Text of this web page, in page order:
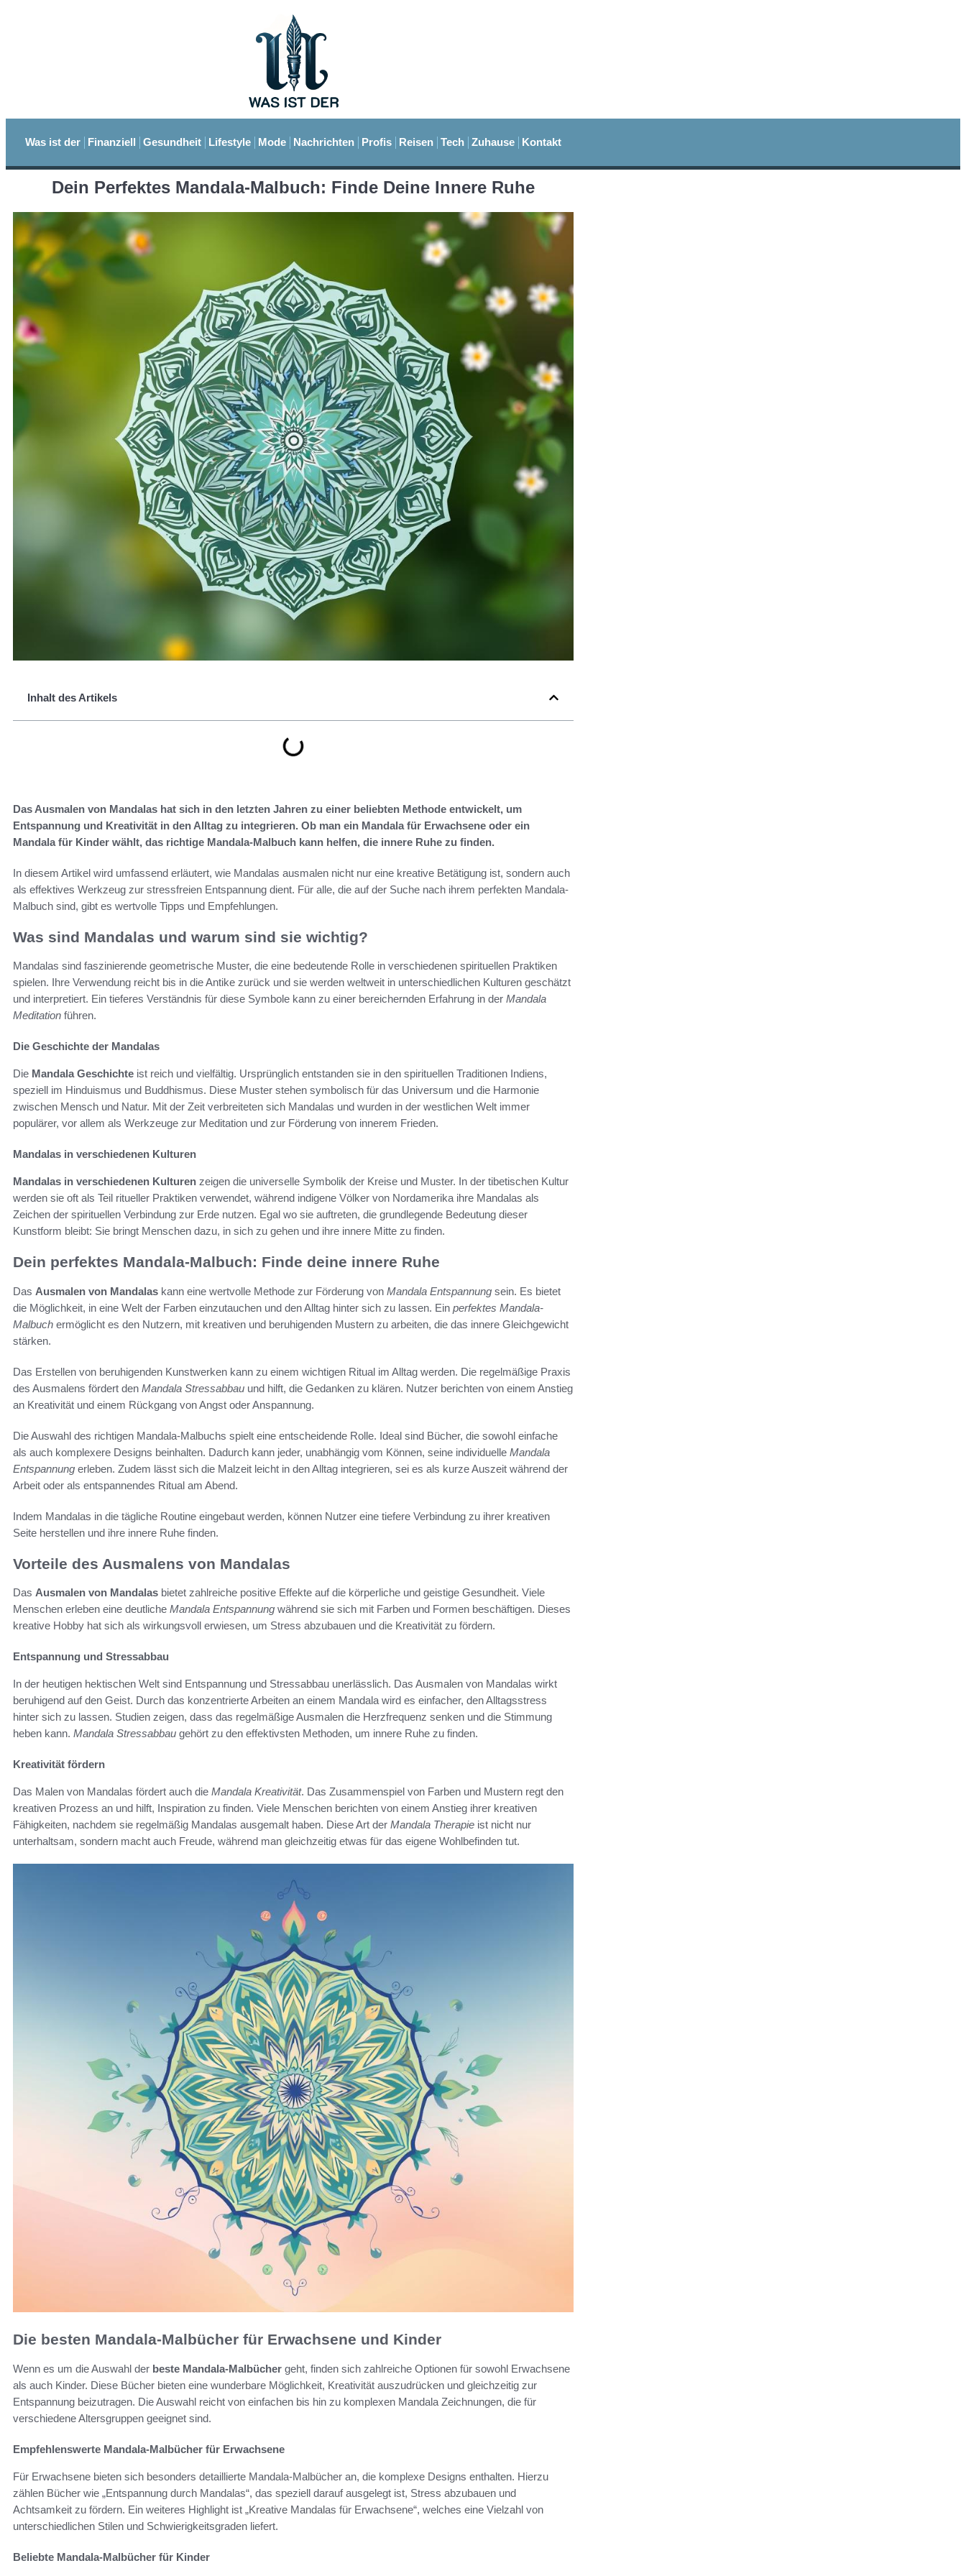
Was ist der Finanziell Gesundheit Lifestyle Mode Nachrichten Profis Reisen Tech Zuhause Kontakt
Dein Perfektes Mandala-Malbuch: Finde Deine Innere Ruhe
Inhalt des Artikels
Das Ausmalen von Mandalas hat sich in den letzten Jahren zu einer beliebten Methode entwickelt, um
Entspannung und Kreativität in den Alltag zu integrieren. Ob man ein Mandala für Erwachsene oder ein
Mandala für Kinder wählt, das richtige Mandala-Malbuch kann helfen, die innere Ruhe zu finden.
In diesem Artikel wird umfassend erläutert, wie Mandalas ausmalen nicht nur eine kreative Betätigung ist, sondern auch
als effektives Werkzeug zur stressfreien Entspannung dient. Für alle, die auf der Suche nach ihrem perfekten Mandala-
Malbuch sind, gibt es wertvolle Tipps und Empfehlungen.
Was sind Mandalas und warum sind sie wichtig?
Mandalas sind faszinierende geometrische Muster, die eine bedeutende Rolle in verschiedenen spirituellen Praktiken
spielen. Ihre Verwendung reicht bis in die Antike zurück und sie werden weltweit in unterschiedlichen Kulturen geschätzt
und interpretiert. Ein tieferes Verständnis für diese Symbole kann zu einer bereichernden Erfahrung in der Mandala
Meditation führen.
Die Geschichte der Mandalas
Die Mandala Geschichte ist reich und vielfältig. Ursprünglich entstanden sie in den spirituellen Traditionen Indiens,
speziell im Hinduismus und Buddhismus. Diese Muster stehen symbolisch für das Universum und die Harmonie
zwischen Mensch und Natur. Mit der Zeit verbreiteten sich Mandalas und wurden in der westlichen Welt immer
populärer, vor allem als Werkzeuge zur Meditation und zur Förderung von innerem Frieden.
Mandalas in verschiedenen Kulturen
Mandalas in verschiedenen Kulturen zeigen die universelle Symbolik der Kreise und Muster. In der tibetischen Kultur
werden sie oft als Teil ritueller Praktiken verwendet, während indigene Völker von Nordamerika ihre Mandalas als
Zeichen der spirituellen Verbindung zur Erde nutzen. Egal wo sie auftreten, die grundlegende Bedeutung dieser
Kunstform bleibt: Sie bringt Menschen dazu, in sich zu gehen und ihre innere Mitte zu finden.
Dein perfektes Mandala-Malbuch: Finde deine innere Ruhe
Das Ausmalen von Mandalas kann eine wertvolle Methode zur Förderung von Mandala Entspannung sein. Es bietet
die Möglichkeit, in eine Welt der Farben einzutauchen und den Alltag hinter sich zu lassen. Ein perfektes Mandala-
Malbuch ermöglicht es den Nutzern, mit kreativen und beruhigenden Mustern zu arbeiten, die das innere Gleichgewicht
stärken.
Das Erstellen von beruhigenden Kunstwerken kann zu einem wichtigen Ritual im Alltag werden. Die regelmäßige Praxis
des Ausmalens fördert den Mandala Stressabbau und hilft, die Gedanken zu klären. Nutzer berichten von einem Anstieg
an Kreativität und einem Rückgang von Angst oder Anspannung.
Die Auswahl des richtigen Mandala-Malbuchs spielt eine entscheidende Rolle. Ideal sind Bücher, die sowohl einfache
als auch komplexere Designs beinhalten. Dadurch kann jeder, unabhängig vom Können, seine individuelle Mandala
Entspannung erleben. Zudem lässt sich die Malzeit leicht in den Alltag integrieren, sei es als kurze Auszeit während der
Arbeit oder als entspannendes Ritual am Abend.
Indem Mandalas in die tägliche Routine eingebaut werden, können Nutzer eine tiefere Verbindung zu ihrer kreativen
Seite herstellen und ihre innere Ruhe finden.
Vorteile des Ausmalens von Mandalas
Das Ausmalen von Mandalas bietet zahlreiche positive Effekte auf die körperliche und geistige Gesundheit. Viele
Menschen erleben eine deutliche Mandala Entspannung während sie sich mit Farben und Formen beschäftigen. Dieses
kreative Hobby hat sich als wirkungsvoll erwiesen, um Stress abzubauen und die Kreativität zu fördern.
Entspannung und Stressabbau
In der heutigen hektischen Welt sind Entspannung und Stressabbau unerlässlich. Das Ausmalen von Mandalas wirkt
beruhigend auf den Geist. Durch das konzentrierte Arbeiten an einem Mandala wird es einfacher, den Alltagsstress
hinter sich zu lassen. Studien zeigen, dass das regelmäßige Ausmalen die Herzfrequenz senken und die Stimmung
heben kann. Mandala Stressabbau gehört zu den effektivsten Methoden, um innere Ruhe zu finden.
Kreativität fördern
Das Malen von Mandalas fördert auch die Mandala Kreativität. Das Zusammenspiel von Farben und Mustern regt den
kreativen Prozess an und hilft, Inspiration zu finden. Viele Menschen berichten von einem Anstieg ihrer kreativen
Fähigkeiten, nachdem sie regelmäßig Mandalas ausgemalt haben. Diese Art der Mandala Therapie ist nicht nur
unterhaltsam, sondern macht auch Freude, während man gleichzeitig etwas für das eigene Wohlbefinden tut.
Die besten Mandala-Malbücher für Erwachsene und Kinder
Wenn es um die Auswahl der beste Mandala-Malbücher geht, finden sich zahlreiche Optionen für sowohl Erwachsene
als auch Kinder. Diese Bücher bieten eine wunderbare Möglichkeit, Kreativität auszudrücken und gleichzeitig zur
Entspannung beizutragen. Die Auswahl reicht von einfachen bis hin zu komplexen Mandala Zeichnungen, die für
verschiedene Altersgruppen geeignet sind.
Empfehlenswerte Mandala-Malbücher für Erwachsene
Für Erwachsene bieten sich besonders detaillierte Mandala-Malbücher an, die komplexe Designs enthalten. Hierzu
zählen Bücher wie „Entspannung durch Mandalas“, das speziell darauf ausgelegt ist, Stress abzubauen und
Achtsamkeit zu fördern. Ein weiteres Highlight ist „Kreative Mandalas für Erwachsene“, welches eine Vielzahl von
unterschiedlichen Stilen und Schwierigkeitsgraden liefert.
Beliebte Mandala-Malbücher für Kinder